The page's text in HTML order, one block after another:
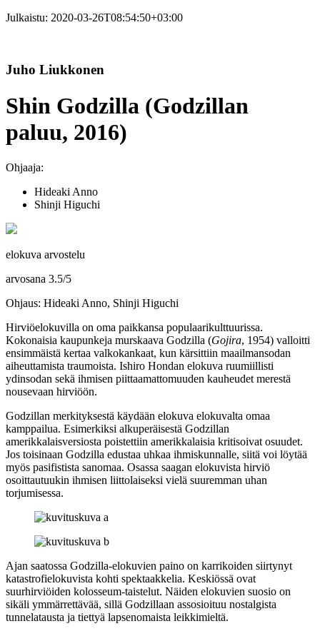
Julkaistu: 2020-03-26T08:54:50+03:00
Juho Liukkonen
Shin Godzilla (Godzillan
paluu, 2016)
Ohjaaja:
Hideaki Anno
Shinji Higuchi
elokuva arvostelu
arvosana 3.5/5
Ohjaus: Hideaki Anno, Shinji Higuchi
Hirviöelokuvilla on oma paikkansa populaarikulttuurissa.
Kokonaisia kaupunkeja murskaava Godzilla (Gojira, 1954) valloitti
ensimmäistä kertaa valkokankaat, kun kärsittiin maailmansodan
aiheuttamista traumoista. Ishiro Hondan elokuva ruumiillisti
ydinsodan sekä ihmisen piittaamattomuuden kauheudet merestä
nousevaan hirviöön.
Godzillan merkityksestä käydään elokuva elokuvalta omaa
kamppailua. Esimerkiksi alkuperäisestä Godzillan
amerikkalaisversiosta poistettiin amerikkalaisia kritisoivat osuudet.
Jos toisinaan Godzilla edustaa uhkaa ihmiskunnalle, siitä voi löytää
myös pasifistista sanomaa. Osassa saagan elokuvista hirviö
osoittautuukin ihmisen liittolaiseksi vielä suuremman uhan
torjumisessa.
Ajan saatossa Godzilla-elokuvien paino on karrikoiden siirtynyt
katastrofielokuvista kohti spektaakkelia. Keskiössä ovat
suurhirviöiden kolosseum-taistelut. Näiden elokuvien suosio on
sikäli ymmärrettävää, sillä Godzillaan assosioituu nostalgista
tunnelatausta ja tiettyä lapsenomaista leikkimieltä.